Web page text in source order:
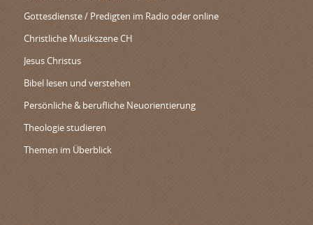
Gottesdienste / Predigten im Radio oder online
Christliche Musikszene CH
Jesus Christus
Bibel lesen und verstehen
Persönliche & berufliche Neuorientierung
Theologie studieren
Themen im Überblick